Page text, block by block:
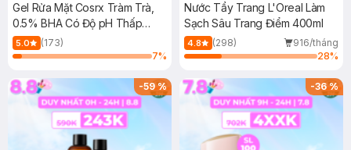
Gel Rửa Mặt Cosrx Tràm Trà,
0.5% BHA Có Độ pH Thấp
150ml
5.0
(173)
7%
Nước Tẩy Trang L'Oreal Làm
Sạch Sâu Trang Điểm 400ml
4.8 (298)
916/tháng
28%
-59% -36%